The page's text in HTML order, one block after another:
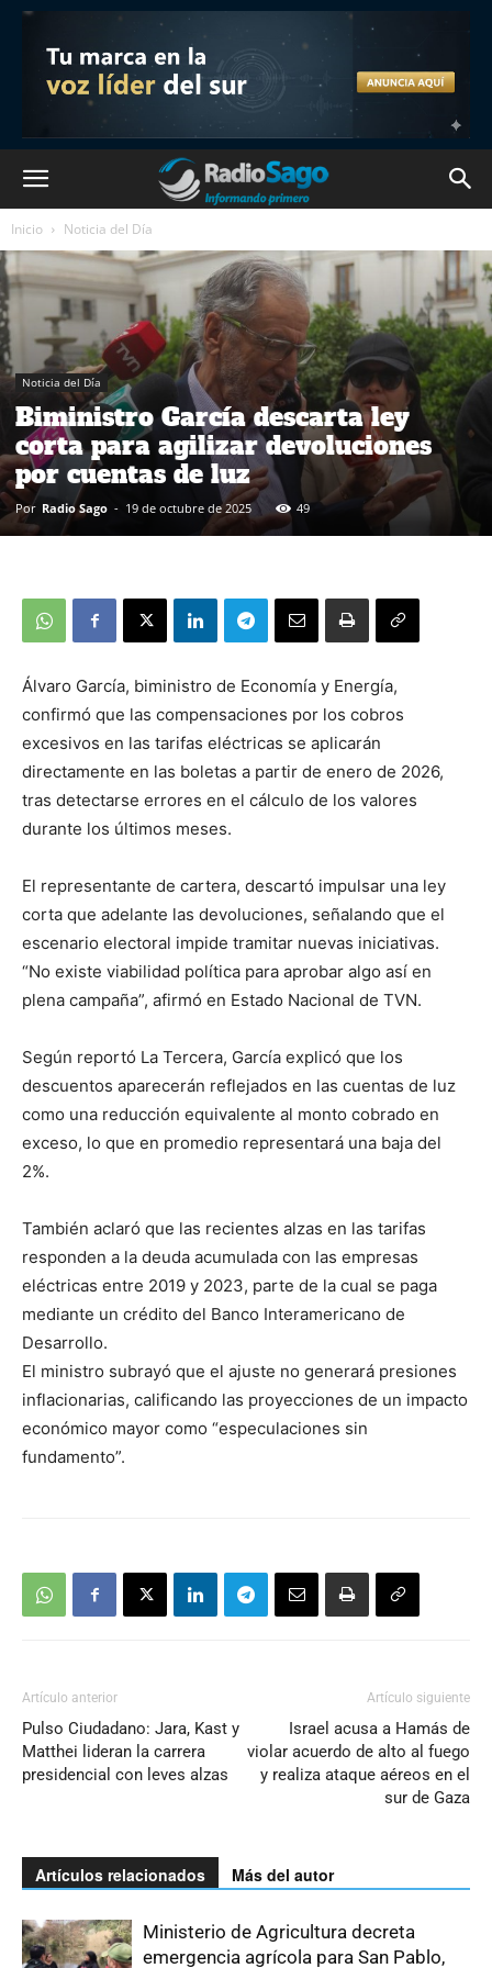
Inicio Noticia del Día
Noticia del Día
Biministro García descarta ley
corta para agilizar devoluciones
por cuentas de luz
Por Radio Sago - 19 de octubre de 2025 49
Álvaro García, biministro de Economía y Energía,
confirmó que las compensaciones por los cobros
excesivos en las tarifas eléctricas se aplicarán
directamente en las boletas a partir de enero de 2026,
tras detectarse errores en el cálculo de los valores
durante los últimos meses.
El representante de cartera, descartó impulsar una ley
corta que adelante las devoluciones, señalando que el
escenario electoral impide tramitar nuevas iniciativas.
“No existe viabilidad política para aprobar algo así en
plena campaña”, afirmó en Estado Nacional de TVN.
Según reportó La Tercera, García explicó que los
descuentos aparecerán reflejados en las cuentas de luz
como una reducción equivalente al monto cobrado en
exceso, lo que en promedio representará una baja del
2%.
También aclaró que las recientes alzas en las tarifas
responden a la deuda acumulada con las empresas
eléctricas entre 2019 y 2023, parte de la cual se paga
mediante un crédito del Banco Interamericano de
Desarrollo.
El ministro subrayó que el ajuste no generará presiones
inflacionarias, calificando las proyecciones de un impacto
económico mayor como “especulaciones sin
fundamento”.
Artículo anterior
Pulso Ciudadano: Jara, Kast y
Matthei lideran la carrera
presidencial con leves alzas
Artículo siguiente
Israel acusa a Hamás de
violar acuerdo de alto al fuego
y realiza ataque aéreos en el
sur de Gaza
Artículos relacionados Más del autor
Ministerio de Agricultura decreta
emergencia agrícola para San Pablo,